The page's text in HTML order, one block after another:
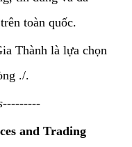
toàn quốc.
Thành là lựa chọn
./.
and Trading